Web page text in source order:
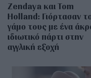
Zendaya και Tom
Holland: Γιόρτασαν
γάμο τους με ένα
ιδιωτικό πάρτι στην
αγγλική εξοχή